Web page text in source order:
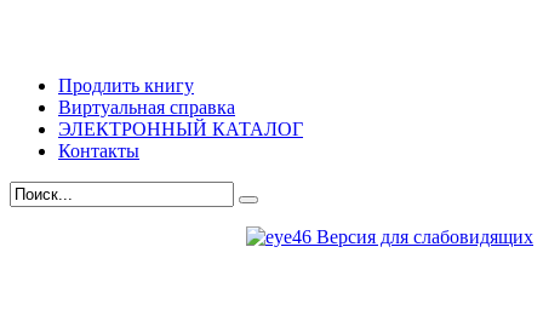
Продлить книгу
Виртуальная справка
ЭЛЕКТРОННЫЙ КАТАЛОГ
Контакты
Версия для слабовидящих